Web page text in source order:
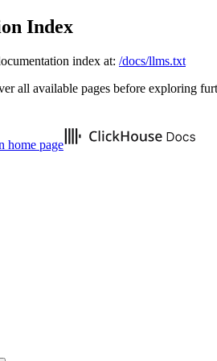
Index
index at: /docs/llms.txt
all available pages before exploring
home page